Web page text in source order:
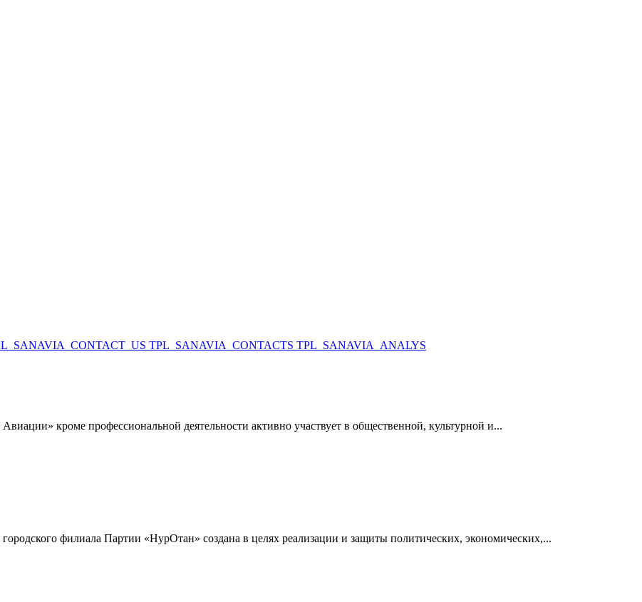
TPL_SANAVIA_CONTACTS TPL_SANAVIA_ANALYS
кроме профессиональной деятельности активно участвует в общественной, культурной и...
филиала Партии «НурОтан» создана в целях реализации и защиты политических, экономических,...